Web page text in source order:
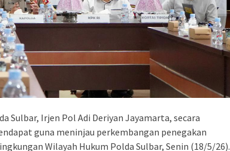
Sulbar, Irjen Pol Adi Deriyan Jayamarta, secara
guna meninjau perkembangan penegakan
Wilayah Hukum Polda Sulbar, Senin (18/5/26).